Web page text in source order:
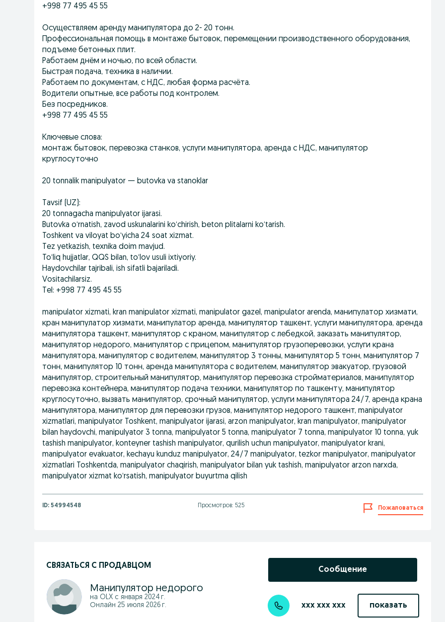
+998 77 495 45 55
Осуществляем аренду манипулятора до 2- 20 тонн.
Профессиональная помощь в монтаже бытовок, перемещении производственного оборудования,
подъеме бетонных плит.
Работаем днём и ночью, по всей области.
Быстрая подача, техника в наличии.
Работаем по документам, с НДС, любая форма расчёта.
Водители опытные, все работы под контролем.
Без посредников.
+998 77 495 45 55
Ключевые слова:
монтаж бытовок, перевозка станков, услуги манипулятора, аренда с НДС, манипулятор
круглосуточно
20 tonnalik manipulyator — butovka va stanoklar
Tavsif (UZ):
20 tonnagacha manipulyator ijarasi.
Butovka o‘rnatish, zavod uskunalarini ko‘chirish, beton plitalarni ko‘tarish.
Toshkent va viloyat bo‘yicha 24 soat xizmat.
Tez yetkazish, texnika doim mavjud.
To‘liq hujjatlar, QQS bilan, to‘lov usuli ixtiyoriy.
Haydovchilar tajribali, ish sifatli bajariladi.
Vositachilarsiz.
Tel: +998 77 495 45 55
manipulator xizmati, kran manipulator xizmati, manipulator gazel, manipulator arenda, манипулатор хизмати,
кран манипулатор хизмати, манипулатор аренда, манипулятор ташкент, услуги манипулятора, аренда
манипулятора ташкент, манипулятор с краном, манипулятор с лебедкой, заказать манипулятор,
манипулятор недорого, манипулятор с прицепом, манипулятор грузоперевозки, услуги крана
манипулятора, манипулятор с водителем, манипулятор 3 тонны, манипулятор 5 тонн, манипулятор 7
тонн, манипулятор 10 тонн, аренда манипулятора с водителем, манипулятор эвакуатор, грузовой
манипулятор, строительный манипулятор, манипулятор перевозка стройматериалов, манипулятор
перевозка контейнера, манипулятор подача техники, манипулятор по ташкенту, манипулятор
круглосуточно, вызвать манипулятор, срочный манипулятор, услуги манипулятора 24/7, аренда крана
манипулятора, манипулятор для перевозки грузов, манипулятор недорого ташкент, manipulyator
xizmatlari, manipulyator Toshkent, manipulyator ijarasi, arzon manipulyator, kran manipulyator, manipulyator
bilan haydovchi, manipulyator 3 tonna, manipulyator 5 tonna, manipulyator 7 tonna, manipulyator 10 tonna, yuk
tashish manipulyator, konteyner tashish manipulyator, qurilish uchun manipulyator, manipulyator krani,
manipulyator evakuator, kechayu kunduz manipulyator, 24/7 manipulyator, tezkor manipulyator, manipulyator
xizmatlari Toshkentda, manipulyator chaqirish, manipulyator bilan yuk tashish, manipulyator arzon narxda,
manipulyator xizmat ko‘rsatish, manipulyator buyurtma qilish
ID: 54994548 Просмотров: 525 Пожаловаться
СВЯЗАТЬСЯ С ПРОДАВЦОМ
Манипулятор недорого
на OLX с января 2024 г.
Онлайн 25 июля 2026 г.
Сообщение
xxx xxx xxx показать